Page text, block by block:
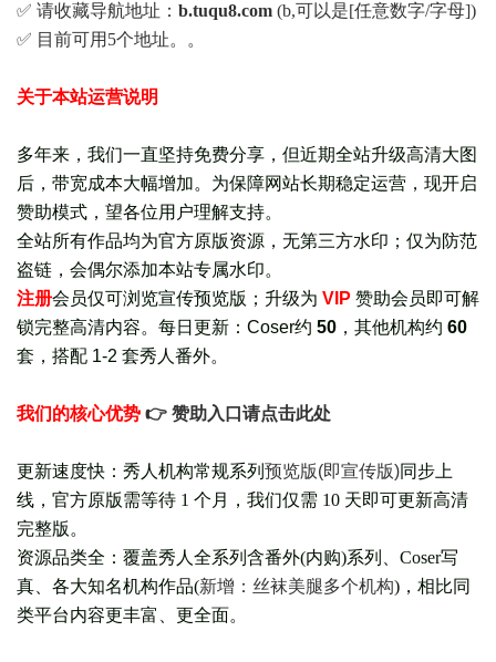
✅ 请收藏导航地址： b.tuqu8.com (b,可以是[任意数字/字母])
✅ 目前可用5个地址。。
关于本站运营说明
多年来，我们一直坚持免费分享，但近期全站升级高清大图
后，带宽成本大幅增加。为保障网站长期稳定运营，现开启
赞助模式，望各位用户理解支持。
全站所有作品均为官方原版资源，无第三方水印；仅为防范
盗链，会偶尔添加本站专属水印。
注册会员仅可浏览宣传预览版 ； 升级为 VIP 赞助会员即可解
锁完整高清内容。每日更新： Coser约 50 ，其他机构约 60
套， 搭配 1-2 套秀人番外。
我们的核心优势 👉 赞助入口请点击此处
更新速度快：秀人机构常规系列 预览版(即宣传版)同步上
线，官方原版需等待 1 个月，我们仅需 10 天即可更新高清
完整版。
资源品类全：覆盖秀人全系列含番外(内购)系列、Coser写
真、各大知名机构作品(新增：丝袜美腿多个机构)，相比同
类平台内容更丰富、更全面。